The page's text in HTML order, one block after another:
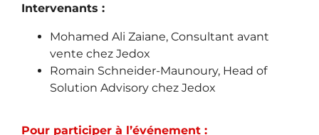
Intervenants :
Mohamed Ali Zaiane, Consultant avant
vente chez Jedox
Romain Schneider-Maunoury, Head of
Solution Advisory chez Jedox
Pour participer à l’événement :